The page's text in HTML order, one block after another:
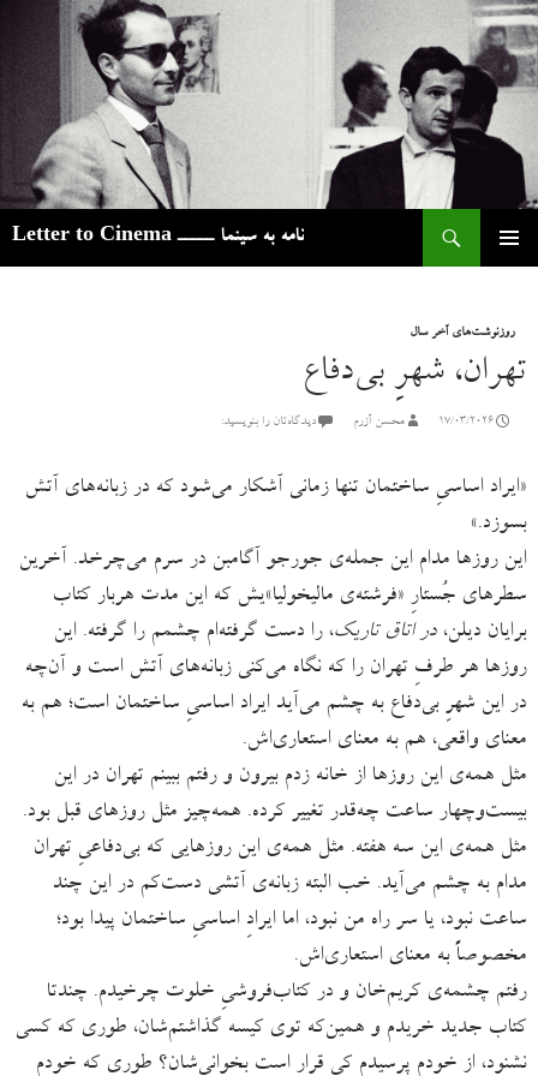
نامه به سینما ـــــ Letter to Cinema
روزنوشت‌های آخر سال
تهران، شهرِ بی‌دفاع
17/03/2026 محسن آزرم دیدگاه‌تان را بنویسید:
«ایراد اساسیِ ساختمان تنها زمانی آشکار می‌شود که در زبانه‌‌های آتش
بسوزد.»
این روزها مدام این جمله‌ی جورجو آگامبن در سرم می‌چرخد. آخرین
سطرهای جُستارِ «فرشته‌ی مالیخولیا»یش که این مدت هربار کتاب
برایان دیلن،در اتاق تاریک، را دست گرفته‌ام چشمم را گرفته. این
روزها هر طرفِ تهران را که نگاه می‌کنی زبانه‌های آتش است و آن‌چه
در این شهرِ بی‌دفاع به چشم می‌آید ایراد اساسیِ ساختمان است؛ هم به
معنای واقعی، هم به معنای استعاری‌اش.
مثل همه‌ی این روزها از خانه زدم بیرون و رفتم ببینم تهران در این
بیست‌وچهار ساعت چه‌قدر تغییر کرده. همه‌چیز مثل روزهای قبل بود.
مثل همه‌ی این سه هفته. مثل همه‌ی این روزهایی که بی‌دفاعیِ تهران
مدام به چشم می‌آید. خب البته زبانه‌ی آتشی دست‌کم در این چند
ساعت نبود، یا سر راه من نبود، اما ایرادِ اساسیِ ساختمان‌ پیدا بود؛
مخصوصاً به معنای استعاری‌اش.
رفتم چشمه‌ی کریم‌خان و در کتاب‌فروشیِ خلوت چرخیدم. چندتا
کتاب جدید خریدم و همین‌که توی کیسه گذاشتم‌شان، طوری که کسی
نشنود، از خودم پرسیدم کِی قرار است بخوانی‌شان؟ طوری که خودم